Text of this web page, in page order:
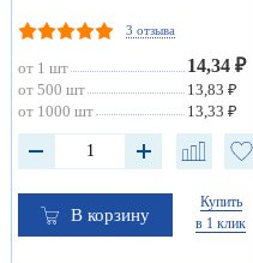
3 отзыва
от 1 шт 14,34 ₽
от 500 шт
13,83 ₽
от 1000 шт
13,33 ₽
В корзину
Купить
в 1 клик